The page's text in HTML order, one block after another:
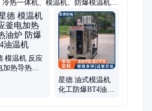
热一体机、模温机、防爆模温机、
炉、导热油加热炉、防爆油温机、防
、水温机、水冷冷水机、工业冷水机
、风冷式工业冷水机、制冷机、油冷
业冷水机、水冷机、螺杆冷水机
模温机 反应
加热导热油
星德 油式模温机
化工防爆BT4油温